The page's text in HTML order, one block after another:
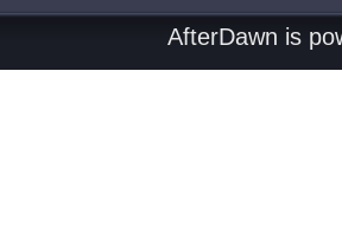
AfterDawn is